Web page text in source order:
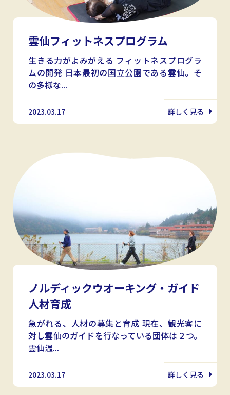
雲仙フィットネスプログラム
生きる力がよみがえる フィットネスプログラ
ムの開発 日本最初の国立公園である雲仙。そ
の多様な...
2023.03.17 詳しく見る
ノルディックウオーキング・ガイド
人材育成
急がれる、人材の募集と育成 現在、観光客に
対し雲仙のガイドを行なっている団体は２つ。
雲仙温...
2023.03.17 詳しく見る